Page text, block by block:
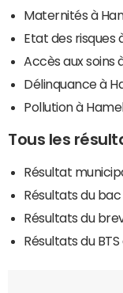
Maternités à
Etat des risques
Accès aux soins
Délinquance à
Pollution à
Tous les
Résultat
Résultats du
Résultats du
Résultats du